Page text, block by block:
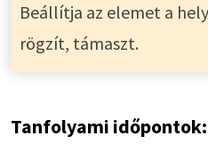
Beállítja az elemet a
rögzít, támaszt.
Tanfolyami időpontok: